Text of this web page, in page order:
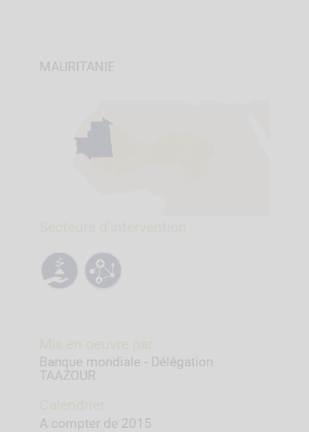
MAURITANIE
Banque mondiale - Délégation
TAAZOUR
A compter de 2015